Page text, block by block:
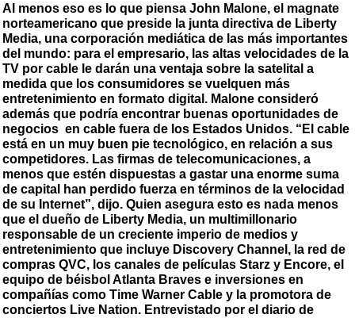
Al menos eso es lo que piensa John Malone, el magnate
norteamericano que preside la junta directiva de Liberty
Media, una corporación mediática de las más importantes
del mundo: para el empresario, las altas velocidades de la
TV por cable le darán una ventaja sobre la satelital a
medida que los consumidores se vuelquen más
entretenimiento en formato digital. Malone consideró
además que podría encontrar buenas oportunidades de
negocios en cable fuera de los Estados Unidos. “El cable
está en un muy buen pie tecnológico, en relación a sus
competidores. Las firmas de telecomunicaciones, a
menos que estén dispuestas a gastar una enorme suma
de capital han perdido fuerza en términos de la velocidad
de su Internet”, dijo. Quien asegura esto es nada menos
que el dueño de Liberty Media, un multimillonario
responsable de un creciente imperio de medios y
entretenimiento que incluye Discovery Channel, la red de
compras QVC, los canales de películas Starz y Encore, el
equipo de béisbol Atlanta Braves e inversiones en
compañías como Time Warner Cable y la promotora de
conciertos Live Nation. Entrevistado por el diario de